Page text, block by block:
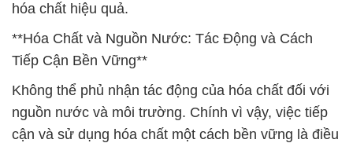
hóa chất hiệu quả.
**Hóa Chất và Nguồn Nước: Tác Động và Cách
Tiếp Cận Bền Vững**
Không thể phủ nhận tác động của hóa chất đối với
nguồn nước và môi trường. Chính vì vậy, việc tiếp
cận và sử dụng hóa chất một cách bền vững là điều